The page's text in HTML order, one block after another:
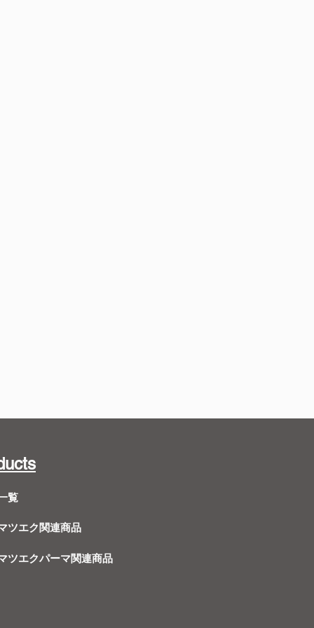
覧
ツエク関連商品
ツエクパーマ関連商品